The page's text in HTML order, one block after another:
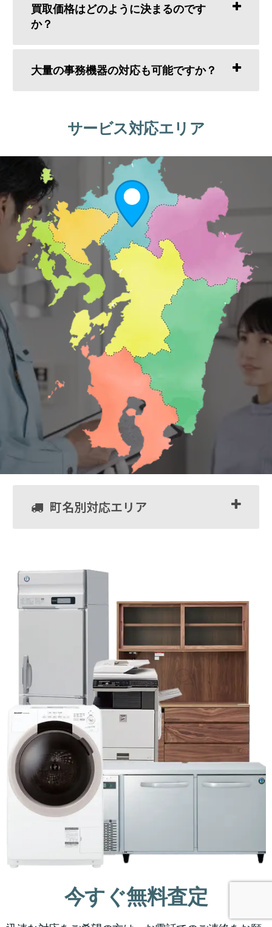
買取価格はどのように決まるのです
か？
大量の事務機器の対応も可能ですか？
サービス対応エリア
町名別対応エリア
今すぐ無料査定